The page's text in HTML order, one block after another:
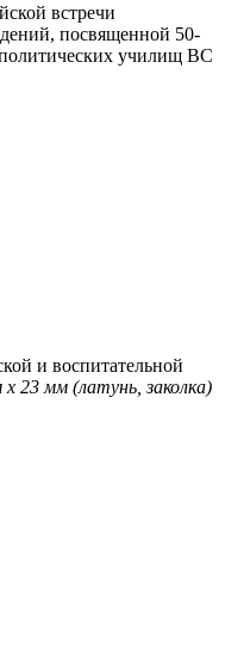
встречи
посвященной 50-
училищ ВС
и воспитательной
23 мм (латунь, заколка)